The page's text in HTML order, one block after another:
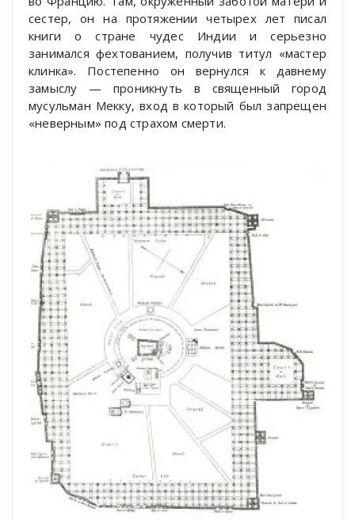
сестер, он на протяжении четырех лет писал
книги о стране чудес Индии и серьезно
занимался фехтованием, получив титул «мастер
клинка». Постепенно он вернулся к давнему
замыслу — проникнуть в священный город
мусульман Мекку, вход в который был запрещен
«неверным» под страхом смерти.